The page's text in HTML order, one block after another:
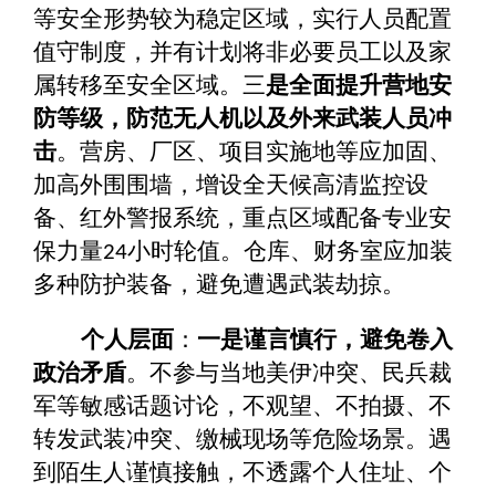
等安全形势较为稳定区域，实行人员配置
值守制度，并有计划将非必要员工以及家
属转移至安全区域。三是全面提升营地安
防等级，防范无人机以及外来武装人员冲
击。营房、厂区、项目实施地等应加固、
加高外围围墙，增设全天候高清监控设
备、红外警报系统，重点区域配备专业安
保力量24小时轮值。仓库、财务室应加装
多种防护装备，避免遭遇武装劫掠。
个人层面 ： 一是谨言慎行，避免卷入
政治矛盾。不参与当地美伊冲突、民兵裁
军等敏感话题讨论，不观望、不拍摄、不
转发武装冲突、缴械现场等危险场景。遇
到陌生人谨慎接触，不透露个人住址、个